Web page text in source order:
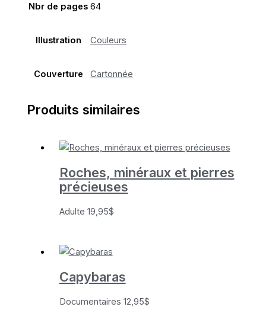
Nbr de pages 64
Illustration Couleurs
Couverture Cartonnée
Produits similaires
Roches, minéraux et pierres
précieuses
Adulte 19,95$
Capybaras
Documentaires 12,95$